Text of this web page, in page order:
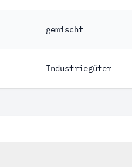
gemischt
Industriegüter